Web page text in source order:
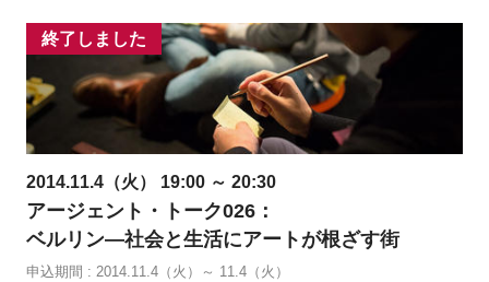
終了しました
2014.11.4（火） 19:00 ～ 20:30
アージェント・トーク026：
ベルリン―社会と生活にアートが根ざす街
申込期間 : 2014.11.4（火）～ 11.4（火）